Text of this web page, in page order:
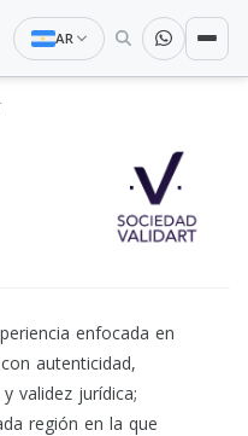
AR
enfocada en
autenticidad,
validez jurídica;
región en la que